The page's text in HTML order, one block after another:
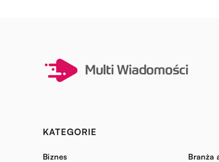
KATEGORIE
Biznes Branża